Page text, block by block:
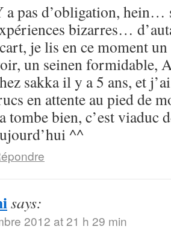
a pas d’obligation, hein…
bizarres…
je lis en ce moment
un seinen formidable,
sakka il y a 5 ans, et
en attente au pied de
tombe bien, c’est viaduc
^^
says:
2012 at 21 h 29 min